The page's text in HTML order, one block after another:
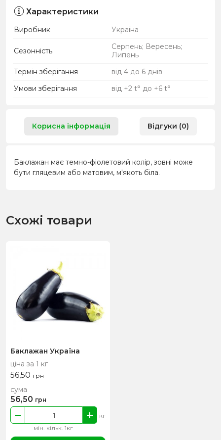
Характеристики
Виробник Україна
Сезонність
Серпень; Вересень;
Липень
Термін зберігання
від 4 до 6 днів
Умови зберігання
від +2 t° до +6 t°
Корисна інформація Відгуки (0)
Баклажан має темно-фіолетовий колір, зовні може
бути гляцевим або матовим, м'якоть біла.
Схожі товари
Баклажан Україна
ціна за 1 кг
56,50 грн
мін. кільк. 1кг
кг
сума
56,50 грн